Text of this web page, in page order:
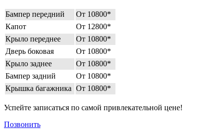
Бампер передний
От 10800*
Капот
От 12800*
Крыло переднее
От 10800*
Дверь боковая
От 10800*
Крыло заднее
От 10800*
Бампер задний
От 10800*
Крышка багажника От 10800*
Успейте записаться по самой привлекательной цене!
Позвонить